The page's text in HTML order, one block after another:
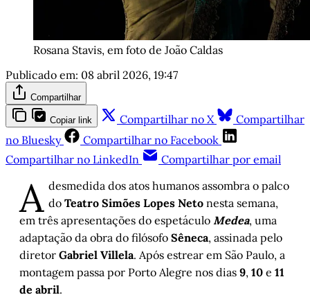
Rosana Stavis, em foto de João Caldas
Publicado em: 08 abril 2026, 19:47
Compartilhar
Copiar link Compartilhar no X
Compartilhar
no Bluesky
Compartilhar no Facebook
Compartilhar no LinkedIn
Compartilhar por email
A desmedida dos atos humanos assombra o palco
do Teatro Simões Lopes Neto nesta semana,
em três apresentações do espetáculo Medea, uma
adaptação da obra do filósofo Sêneca, assinada pelo
diretor Gabriel Villela. Após estrear em São Paulo, a
montagem passa por Porto Alegre nos dias 9, 10 e 11
de abril.